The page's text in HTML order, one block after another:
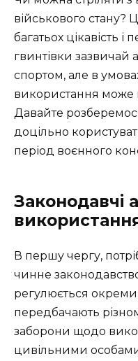
військового стану?
багатьох цікавість
гвинтівки зазвичай
спортом, але в
використання може
Давайте
доцільно
період воєнного
Законодавчі
В першу чергу,
чинне
регулюється
передбачають
заборони щодо
цивільними